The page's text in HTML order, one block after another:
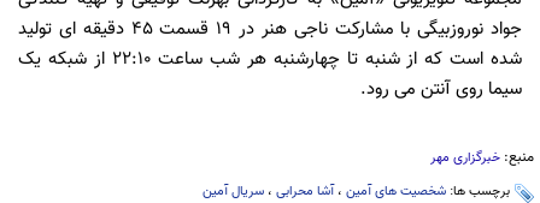
جواد نوروزبیگی با مشارکت ناجی هنر در ۱۹ قسمت ۴۵ دقیقه ای تولید
شده است که از شنبه تا چهارشنبه هر شب ساعت ۲۲:۱۰ از شبکه یک
سیما روی آنتن می رود.
منبع: خبرگزاری مهر
برچسب ها: شخصیت های آمین ،آشا محرابی ، سریال آمین